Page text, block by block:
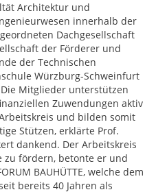
Architektur und
innerhalb der
Dachgesellschaft
der Förderer und
der Technischen
Würzburg-Schweinfurt
Die Mitglieder unterstützen
Zuwendungen aktiv
und bilden somit
Stützen, erklärte Prof.
dankend. Der Arbeitskreis
zu fördern, betonte er und
BAUHÜTTE, welche dem
bereits 40 Jahren als